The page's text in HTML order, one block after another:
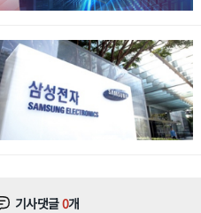
기사댓글0개